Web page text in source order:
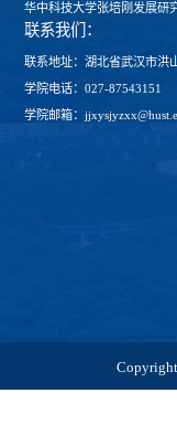
华中科技大学张培刚发展研
联系我们：
联系地址：湖北省武汉市洪
学院电话：027-87543151
学院邮箱：